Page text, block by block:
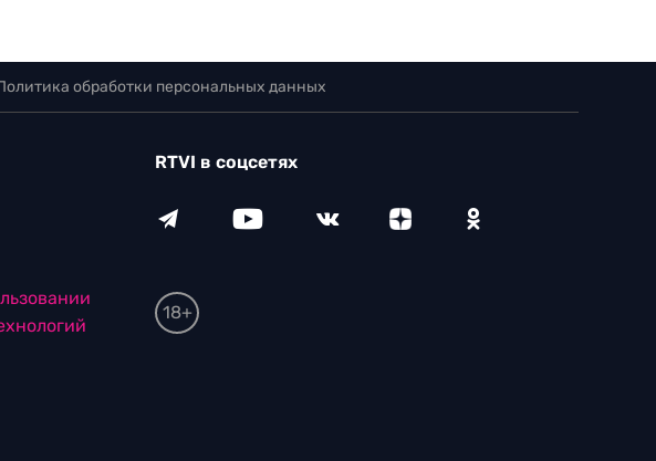
обработки персональных данных
RTVI в соцсетях
18+